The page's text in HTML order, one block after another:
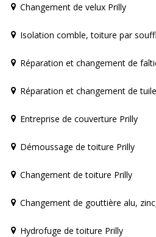
Changement de velux Prilly
Isolation comble, toiture par
Réparation et changement de
Réparation et changement de
Entreprise de couverture Prilly
Démoussage de toiture Prilly
Changement de toiture Prilly
Changement de gouttière alu,
Hydrofuge de toiture Prilly